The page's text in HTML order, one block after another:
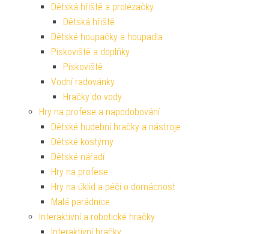
Dětská hřiště a prolézačky
Dětská hřiště
Dětské houpačky a houpadla
Pískoviště a doplňky
Pískoviště
Vodní radovánky
Hračky do vody
Hry na profese a napodobování
Dětské hudební hračky a nástroje
Dětské kostýmy
Dětské nářadí
Hry na profese
Hry na úklid a péči o domácnost
Malá parádnice
Interaktivní a robotické hračky